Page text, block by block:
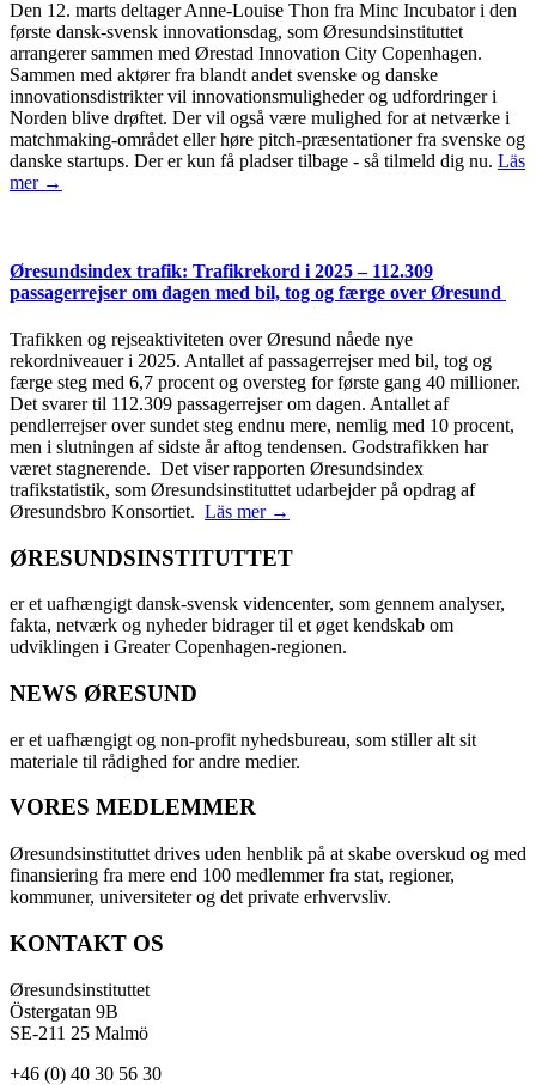
Den 12. marts deltager Anne-Louise Thon fra Minc Incubator i den
første dansk-svensk innovationsdag, som Øresundsinstituttet
arrangerer sammen med Ørestad Innovation City Copenhagen.
Sammen med aktører fra blandt andet svenske og danske
innovationsdistrikter vil innovationsmuligheder og udfordringer i
Norden blive drøftet. Der vil også være mulighed for at netværke i
matchmaking-området eller høre pitch-præsentationer fra svenske og
danske startups. Der er kun få pladser tilbage - så tilmeld dig nu. Läs
mer →
Øresundsindex trafik: Trafikrekord i 2025 – 112.309
passagerrejser om dagen med bil, tog og færge over Øresund
Trafikken og rejseaktiviteten over Øresund nåede nye
rekordniveauer i 2025. Antallet af passagerrejser med bil, tog og
færge steg med 6,7 procent og oversteg for første gang 40 millioner.
Det svarer til 112.309 passagerrejser om dagen. Antallet af
pendlerrejser over sundet steg endnu mere, nemlig med 10 procent,
men i slutningen af sidste år aftog tendensen. Godstrafikken har
været stagnerende. Det viser rapporten Øresundsindex
trafikstatistik, som Øresundsinstituttet udarbejder på opdrag af
Øresundsbro Konsortiet. Läs mer →
ØRESUNDSINSTITUTTET
er et uafhængigt dansk-svensk videncenter, som gennem analyser,
fakta, netværk og nyheder bidrager til et øget kendskab om
udviklingen i Greater Copenhagen-regionen.
NEWS ØRESUND
er et uafhængigt og non-profit nyhedsbureau, som stiller alt sit
materiale til rådighed for andre medier.
VORES MEDLEMMER
Øresundsinstituttet drives uden henblik på at skabe overskud og med
finansiering fra mere end 100 medlemmer fra stat, regioner,
kommuner, universiteter og det private erhvervsliv.
KONTAKT OS
Øresundsinstituttet
Östergatan 9B
SE-211 25 Malmö
+46 (0) 40 30 56 30